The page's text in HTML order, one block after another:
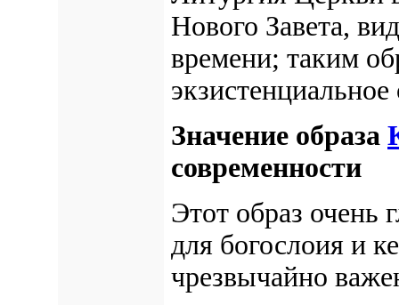
Нового Завета,
времени; таким
Значение образа
современности
Этот образ очень
для богослоия и
чрезвычайно